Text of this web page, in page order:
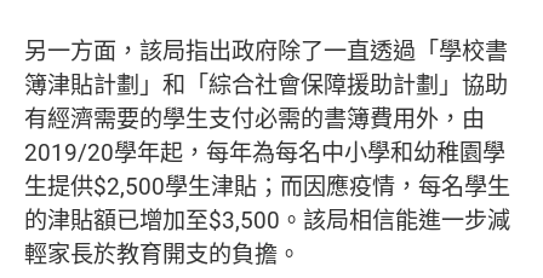
另一方面，該局指出政府除了一直透過「學校書
簿津貼計劃」和「綜合社會保障援助計劃」協助
有經濟需要的學生支付必需的書簿費用外，由
2019/20學年起，每年為每名中小學和幼稚園學
生提供$2,500學生津貼；而因應疫情，每名學生
的津貼額已增加至$3,500。該局相信能進一步減
輕家長於教育開支的負擔。